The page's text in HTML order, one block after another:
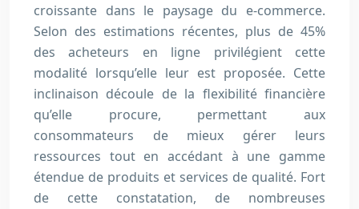
croissante dans le paysage du e-commerce.
Selon des estimations récentes, plus de 45%
des acheteurs en ligne privilégient cette
modalité lorsqu’elle leur est proposée. Cette
inclinaison découle de la flexibilité financière
qu’elle procure, permettant aux
consommateurs de mieux gérer leurs
ressources tout en accédant à une gamme
étendue de produits et services de qualité. Fort
de cette constatation, de nombreuses